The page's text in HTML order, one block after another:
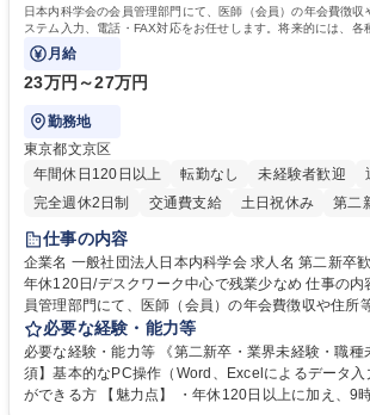
日本内科学会の会員管理部門にて、医師（会員）の年会費徴収
ステム入力、電話・FAX対応をお任せします。将来的には、各
などにも幅広く携わっていただきます。
月給
23万円～27万円
勤務地
東京都文京区
年間休日120日以上
転勤なし 未経験者歓迎
完全週休2日制
交通費支給 土日祝休み 第二
仕事の内容
企業名 一般社団法人日本内科学会 求人名 第二新卒歓迎！【正社員事務】
年休120日/デスクワーク中心で残業少なめ 仕事の内容 日本内科学会の会
員管理部門にて、医師（会員）の年会費徴収や住所
テム入力、電話・FAX対応をお任せします。将来的
営事務局業務などにも幅広く携わっていただきます。 【会員管理・デ
入力業務】 ・医師（会員）の住所変更、個人情報の
・年会費の徴収管理や入金データの照合確認 【問い
必要な経験・能力等
必要な経験・能力等 《第二新卒・業界未経験・職種
須】基本的なPC操作（Word、Excelによるデータ入
ができる方 【魅力点】 ・年休120日以上に加え、9時～17時の「実働7時